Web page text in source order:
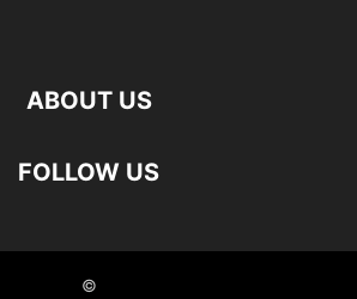
ABOUT US
FOLLOW US
©